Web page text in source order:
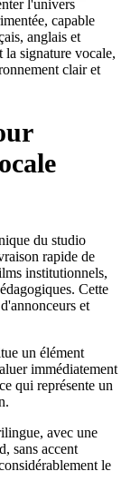
l'univers
capable
anglais et
la signature vocale,
clair et
du studio
rapide de
institutionnels,
Cette
et
un élément
immédiatement
qui représente un
avec une
sans accent
le